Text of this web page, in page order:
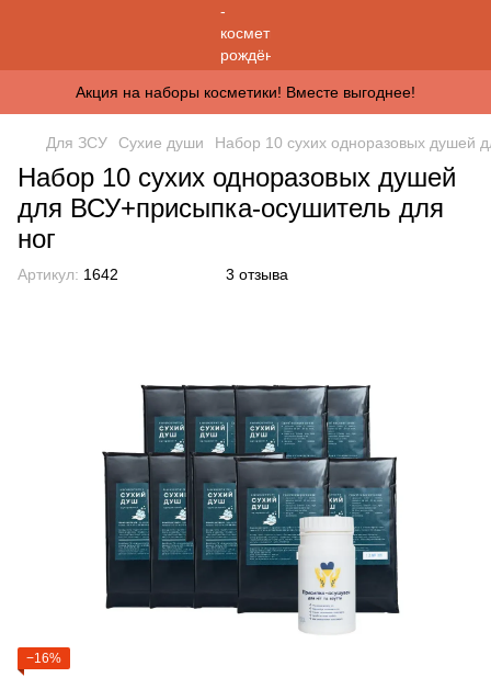
Акция на наборы косметики! Вместе выгоднее!
Для ЗСУ Сухие души Набор 10 сухих одноразовых душей
Набор 10 сухих одноразовых душей
для ВСУ+присыпка-осушитель для
ног
Артикул: 1642 3 отзыва
−16%